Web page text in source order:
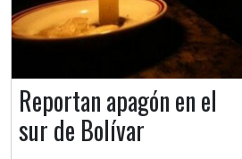
Reportan apagón en el
sur de Bolívar